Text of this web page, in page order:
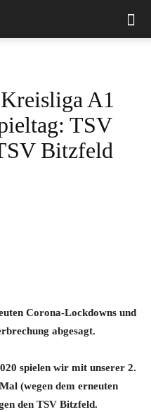
A1
TSV
Bitzfeld
Corona-Lockdowns und
abgesagt.
spielen wir mit unserer 2.
(wegen dem erneuten
den TSV Bitzfeld.